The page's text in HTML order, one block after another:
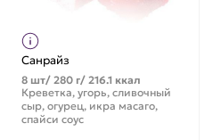
Санрайз
8 шт/ 280 г/ 216.1 ккал
Креветка, угорь, сливочный
сыр, огурец, икра масаго,
спайси соус